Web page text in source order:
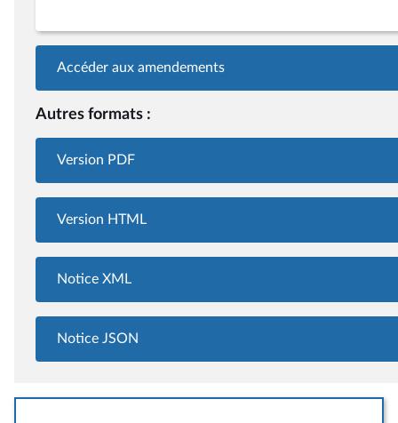
Accéder aux amendements
Autres formats :
Version PDF
Version HTML
Notice XML
Notice JSON